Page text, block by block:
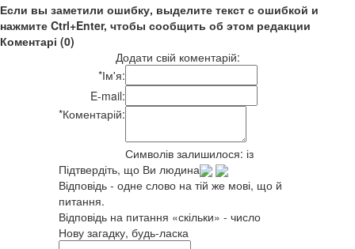
Если вы заметили ошибку, выделите текст с ошибкой и
нажмите Ctrl+Enter, чтобы сообщить об этом редакции
Коментарі (0)
Додати свій коментарій:
*Ім'я:
E-mail:
*Коментарій:
Символів залишилося: із
Підтвердіть, що Ви людина
Відповідь - одне слово на тій же мові, що й
питання.
Відповідь на питання «скільки» - число
Нову загадку, будь-ласка